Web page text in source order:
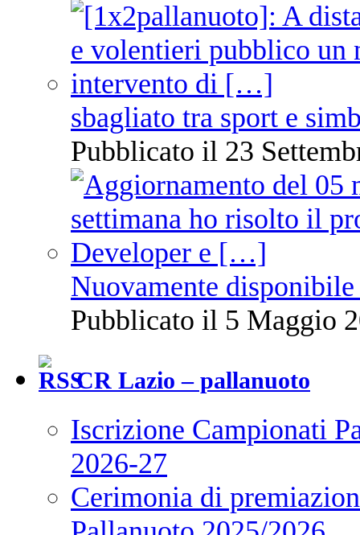
sbagliato tra sport e
Pubblicato il 23
Nuovamente
Pubblicato il 5 Maggio
CR Lazio – pallanuoto
Iscrizione Campionati
2026-27
Cerimonia di